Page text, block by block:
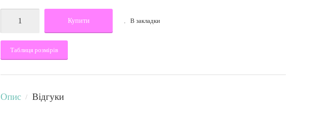
Купити В закладки
Таблиця розмірів
Опис Відгуки